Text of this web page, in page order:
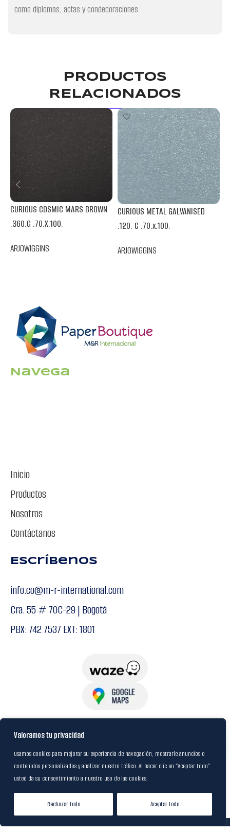
Valoramos tu privacidad
Usamos cookies para mejorar su experiencia de navegación, mostrarle anuncios o
contenidos personalizados y analizar nuestro tráfico. Al hacer clic en “Aceptar todo”
usted da su consentimiento a nuestro uso de las cookies.
Rechazar todo Aceptar todo
como diplomas, actas y condecoraciones.
PRODUCTOS
RELACIONADOS
CURIOUS COSMIC MARS BROWN
.360.G .70.X.100.
ARJOWIGGINS
CURIOUS METAL GALVANISED
.120. G .70.x.100.
ARJOWIGGINS
Navega
Inicio
Productos
Nosotros
Contáctanos
Escríbenos
info.co@m-r-international.com
Cra. 55 # 70C-29 | Bogotá
PBX: 742 7537 EXT: 1801
Política de Datos